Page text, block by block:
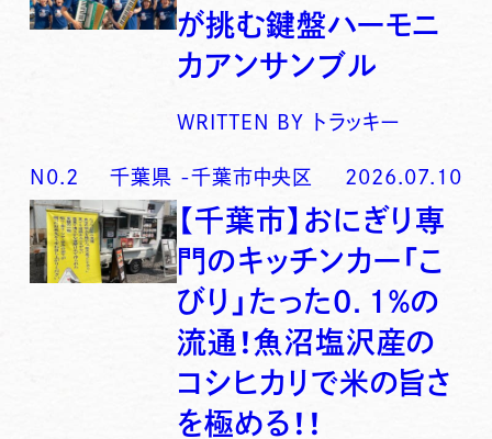
が挑む鍵盤ハーモニ
カアンサンブル
WRITTEN BY トラッキー
N0. 2 千葉県 -千葉市中央区 2026.07.10
【千葉市】おにぎり専
門のキッチンカー「こ
びり」たった0．1％の
流通！魚沼塩沢産の
コシヒカリで米の旨さ
を極める！！